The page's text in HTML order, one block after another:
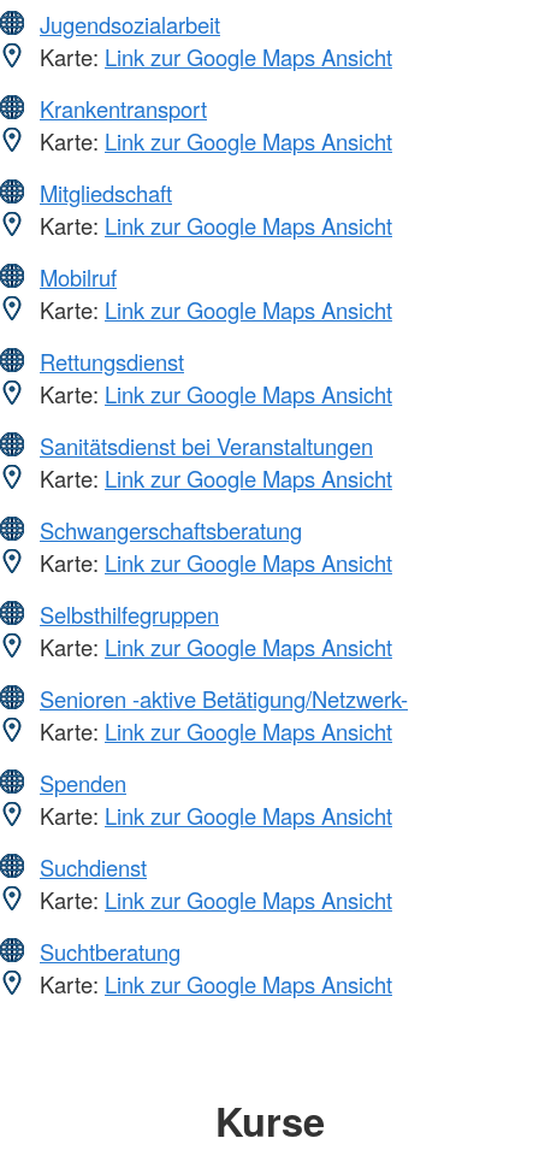
Jugendsozialarbeit
Karte: Link zur Google Maps Ansicht
Krankentransport
Karte: Link zur Google Maps Ansicht
Mitgliedschaft
Karte: Link zur Google Maps Ansicht
Mobilruf
Karte: Link zur Google Maps Ansicht
Rettungsdienst
Karte: Link zur Google Maps Ansicht
Sanitätsdienst bei Veranstaltungen
Karte: Link zur Google Maps Ansicht
Schwangerschaftsberatung
Karte: Link zur Google Maps Ansicht
Selbsthilfegruppen
Karte: Link zur Google Maps Ansicht
Senioren -aktive Betätigung/Netzwerk-
Karte: Link zur Google Maps Ansicht
Spenden
Karte: Link zur Google Maps Ansicht
Suchdienst
Karte: Link zur Google Maps Ansicht
Suchtberatung
Karte: Link zur Google Maps Ansicht
Kurse